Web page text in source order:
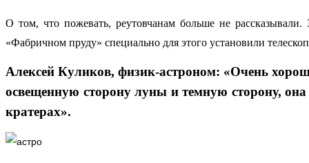
О том, что пожевать, реутовчанам больше не
«Фабричном пруду» специально для этого установили
Алексей Куликов, физик-астроном: «Очень
освещенную сторону луны и темную сторону,
кратерах».